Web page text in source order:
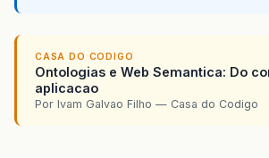
CASA DO CODIGO
Ontologias e Web Semantica: Do
aplicacao
Por Ivam Galvao Filho — Casa do Codigo